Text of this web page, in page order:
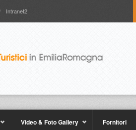
Intranet2
Video & Foto Gallery Fornitori